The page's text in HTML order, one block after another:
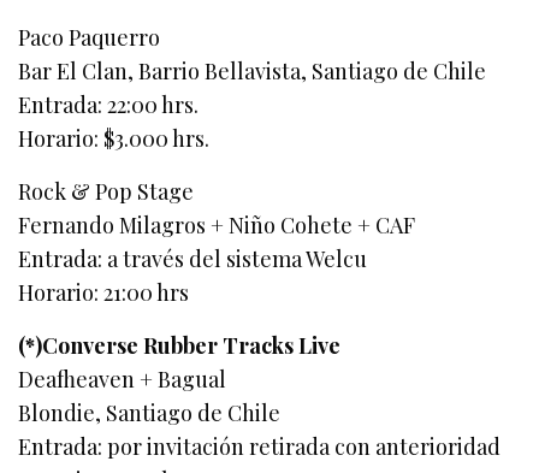
Paco Paquerro
Bar El Clan, Barrio Bellavista, Santiago de Chile
Entrada: 22:00 hrs.
Horario: $3.000 hrs.
Rock & Pop Stage
Fernando Milagros + Niño Cohete + CAF
Entrada: a través del sistema Welcu
Horario: 21:00 hrs
(*)Converse Rubber Tracks Live
Deafheaven + Bagual
Blondie, Santiago de Chile
Entrada: por invitación retirada con anterioridad